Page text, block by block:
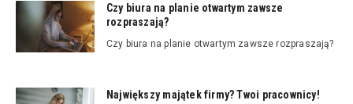
Czy biura na planie otwartym zawsze
rozpraszają?
Czy biura na planie otwartym zawsze rozpraszają?
Największy majątek firmy? Twoi pracownicy!